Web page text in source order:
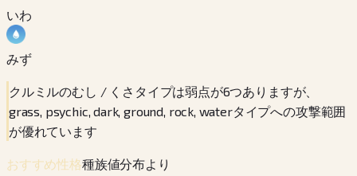
いわ
みず
クルミルのむし / くさタイプは弱点が6つありますが、
grass, psychic, dark, ground, rock, waterタイプへの攻撃範囲
が優れています
おすすめ性格種族値分布より